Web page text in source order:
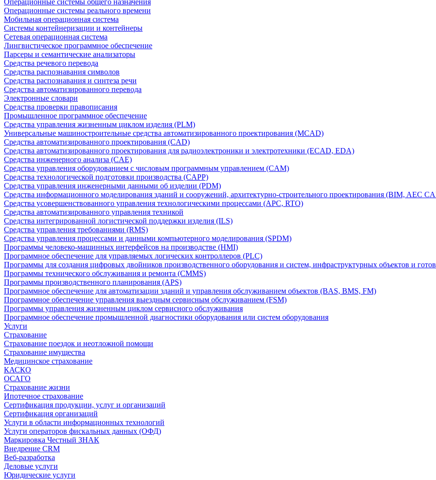
Операционные системы общего назначения
Операционные системы реального времени
Мобильная операционная система
Системы контейнеризации и контейнеры
Сетевая операционная система
Лингвистическое программное обеспечение
Парсеры и семантические анализаторы
Средства речевого перевода
Средства распознавания символов
Средства распознавания и синтеза речи
Средства автоматизированного перевода
Электронные словари
Средства проверки правописания
Промышленное программное обеспечение
Средства управления жизненным циклом изделия (PLM)
Универсальные машиностроительные средства автоматизированного проектирования (MCAD)
Средства автоматизированного проектирования (CAD)
Средства автоматизированного проектирования для радиоэлектроники и электротехники (ECAD, EDA)
Средства инженерного анализа (CAE)
Средства управления оборудованием с числовым программным управлением (CAM)
Средства технологической подготовки производства (CAPP)
Средства управления инженерными данными об изделии (PDM)
Средства информационного моделирования зданий и сооружений, архитектурно-строительного проектирования (BIM, AEC
Средства усовершенствованного управления технологическими процессами (APC, RTO)
Средства автоматизированного управления техникой
Средства интегрированной логистической поддержки изделия (ILS)
Средства управления требованиями (RMS)
Средства управления процессами и данными компьютерного моделирования (SPDM)
Программы человеко-машинных интерфейсов на производстве (HMI)
Программное обеспечение для управляемых логических контроллеров (PLC)
Программы для создания цифровых двойников производственного оборудования и систем, инфраструктурных объектов и
Программы технического обслуживания и ремонта (CMMS)
Программы производственного планирования (APS)
Программное обеспечение для автоматизации зданий и управления обслуживанием объектов (BAS, BMS, FM)
Программное обеспечение управления выездным сервисным обслуживанием (FSM)
Программы управления жизненным циклом сервисного обслуживания
Программное обеспечение промышленной диагностики оборудования или систем оборудования
Услуги
Страхование
Страхование поездок и неотложной помощи
Страхование имущества
Медицинское страхование
КАСКО
ОСАГО
Страхование жизни
Ипотечное страхование
Сертификация продукции, услуг и организаций
Сертификация организаций
Услуги в области информационных технологий
Услуги операторов фискальных данных (ОФД)
Маркировка Честный ЗНАК
Внедрение CRM
Веб-разработка
Деловые услуги
Юридические услуги